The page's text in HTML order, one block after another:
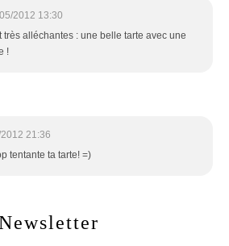
2012 13:30
très alléchantes : une belle tarte avec une
!
21:36
tentante ta tarte! =)